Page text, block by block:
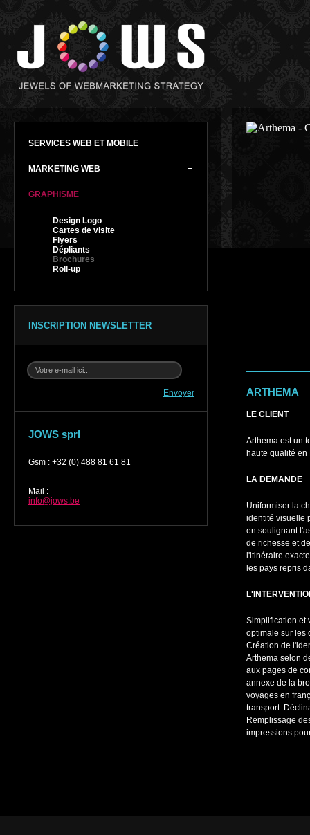
SERVICES WEB ET MOBILE
MARKETING WEB
GRAPHISME
Design Logo
Cartes de visite
Flyers
Dépliants
Brochures
Roll-up
INSCRIPTION NEWSLETTER
Envoyer
JOWS sprl
Gsm : +32 (0) 488 81 61 81
Mail :
info@jows.be
ARTHEMA
LE CLIENT
Arthema est un
haute qualité en
LA DEMANDE
Uniformiser la
identité visuelle
en soulignant
de richesse et
l'itinéraire
les pays repris
Simplification et
optimale sur les
Création de
Arthema selon
aux pages de
annexe de la
voyages en
transport.
Remplissage
impressions